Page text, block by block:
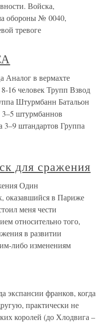
Войска,
обороны № 0040,
тревоге
в вермахте
16 человек Трупп Взвод
Штурмбанн Батальон
штурмбаннов
3–9 штандартов Группа
для сражения
Один
оказавшийся в Париже
меня чести
относительно того,
в развитии
либо изменениям
экспансии франков, когда
практически не
королей (до Хлодвига –